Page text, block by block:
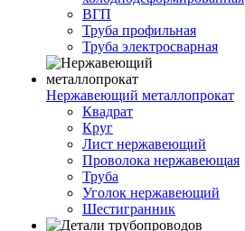
ВГП
Труба профильная
Труба электросварная
Нержавеющий металлопрокат
Квадрат
Круг
Лист нержавеющий
Проволока нержавеющая
Труба
Уголок нержавеющий
Шестигранник